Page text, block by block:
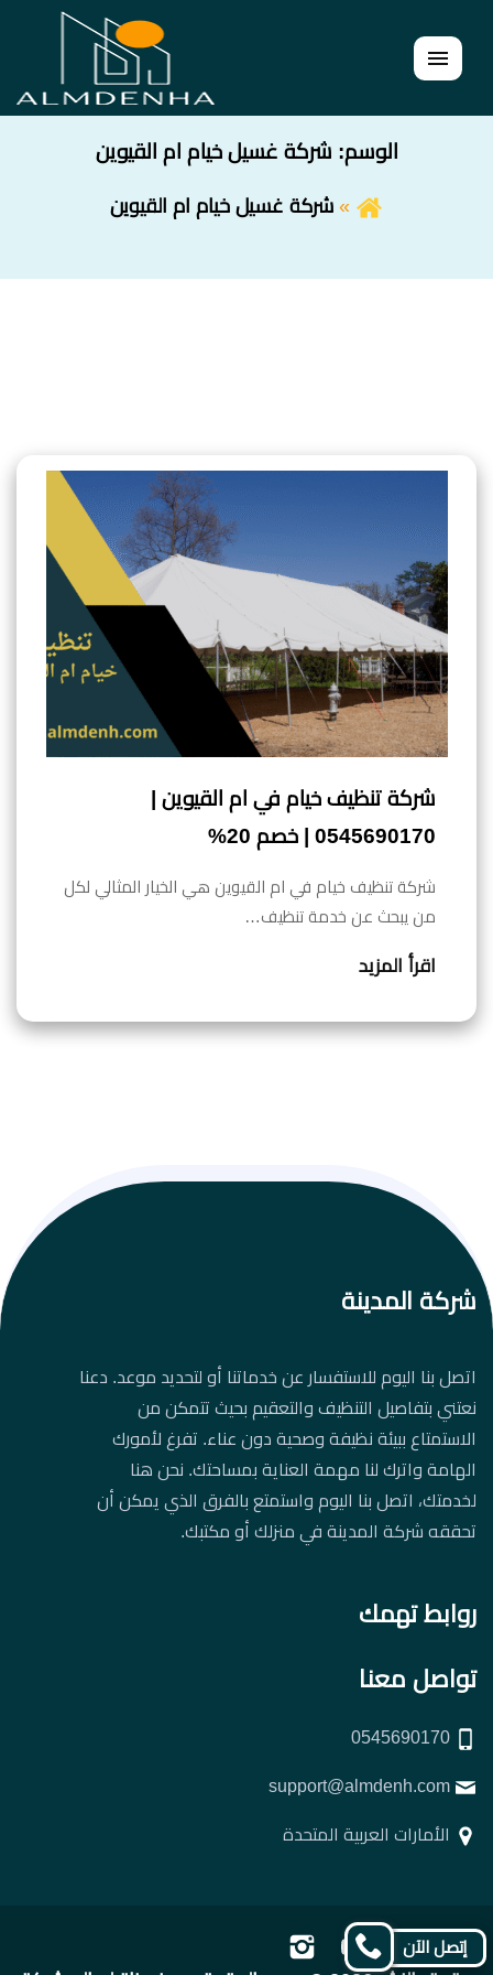
القائمة
الوسم: شركة غسيل خيام ام القيوين
شركة غسيل خيام ام القيوين
شركة تنظيف خيام في ام القيوين |
0545690170 | خصم 20%
شركة تنظيف خيام في ام القيوين هي الخيار المثالي لكل
من يبحث عن خدمة تنظيف…
اقرأ المزيد
شركة المدينة
اتصل بنا اليوم للاستفسار عن خدماتنا أو لتحديد موعد. دعنا
نعتني بتفاصيل التنظيف والتعقيم بحيث تتمكن من
الاستمتاع ببيئة نظيفة وصحية دون عناء. تفرغ لأمورك
الهامة واترك لنا مهمة العناية بمساحتك. نحن هنا
لخدمتك، اتصل بنا اليوم واستمتع بالفرق الذي يمكن أن
تحققه شركة المدينة في منزلك أو مكتبك.
روابط تهمك
تواصل معنا
الأمارات العربية المتحدة
تابعنا
تابعنا
تابعنا
إتصل الآن